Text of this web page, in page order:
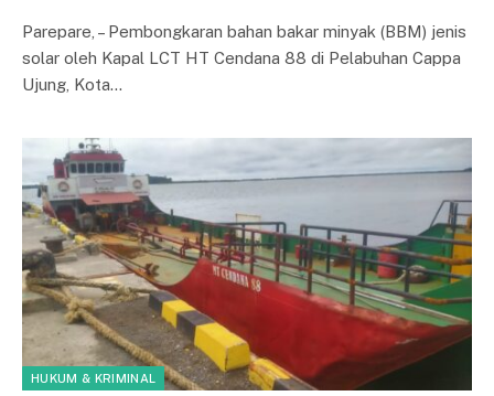
Parepare, – Pembongkaran bahan bakar minyak (BBM) jenis
solar oleh Kapal LCT HT Cendana 88 di Pelabuhan Cappa
Ujung, Kota…
HUKUM & KRIMINAL